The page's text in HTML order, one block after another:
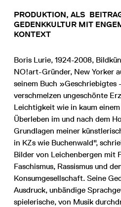
PRODUKTION, ALS
GEDENKKULTUR MIT
KONTEXT
Boris Lurie, 1924-2008,
NO!art-Gründer, New Yorker
seinem Buch »Geschriebigtes
verschmelzen ungeschönte
Leichtigkeit wie in kaum
Überleben im und nach dem
Grundlagen meiner
in KZs wie Buchenwald",
Bilder von Leichenbergen mit
Faschismus, Rassismus und
Konsumgesellschaft. Seine
Ausdruck, unbändige
spielerische, von Musik